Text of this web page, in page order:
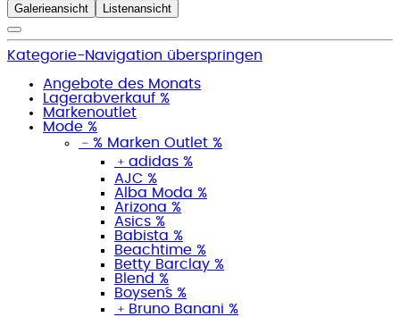
Galerieansicht Listenansicht
Kategorie-Navigation überspringen
Angebote des Monats
Lagerabverkauf %
Markenoutlet
Mode %
﹣ % Marken Outlet %
﹢ adidas %
AJC %
Alba Moda %
Arizona %
Asics %
Babista %
Beachtime %
Betty Barclay %
Blend %
Boysen´s %
﹢ Bruno Banani %